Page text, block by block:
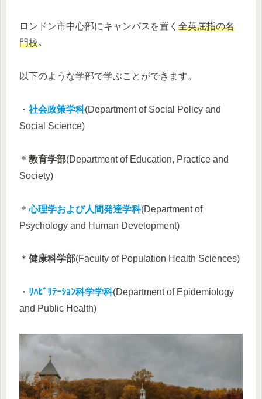
ロンドン市中心部にキャンパスを置く 全英屈指の名
門校｡
以下のような学部で学ぶことができます。
・ 社会政策学科(Department of Social Policy and
Social Science)
＊ 教育学部(Department of Education, Practice and
Society)
＊心理学および人間発達学科(Department of
Psychology and Human Development)
＊ 健康科学部(Faculty of Population Health Sciences)
・ ﾘﾊﾋﾞﾘﾃｰｼｮﾝ科学学科(Department of Epidemiology
and Public Health)